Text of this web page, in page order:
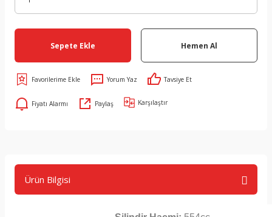
Sepete Ekle Hemen Al
Yorum Yaz Tavsiye Et
Fiyatı Alarmı Paylaş Karşılaştır
Ürün Bilgisi